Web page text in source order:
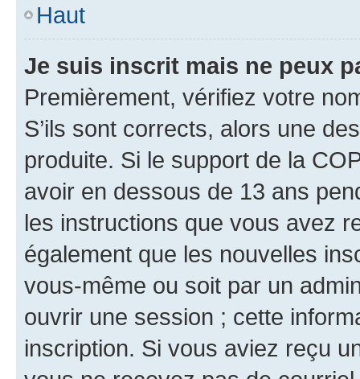
Haut
Je suis inscrit mais ne peux
Premièrement, vérifiez votre
S’ils sont corrects, alors une
produite. Si le support de la
avoir en dessous de 13 ans
les instructions que vous avez
également que les nouvelles
vous-même ou soit par un
ouvrir une session ; cette
inscription. Si vous aviez reçu